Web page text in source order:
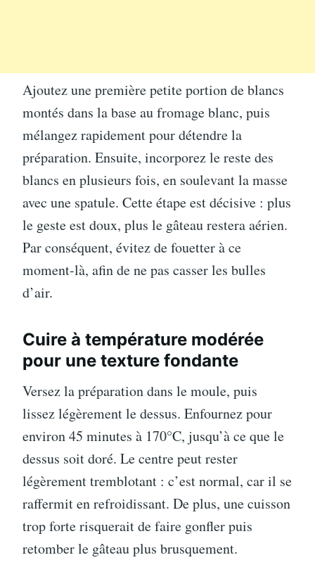
Ajoutez une première petite portion de blancs
montés dans la base au fromage blanc, puis
mélangez rapidement pour détendre la
préparation. Ensuite, incorporez le reste des
blancs en plusieurs fois, en soulevant la masse
avec une spatule. Cette étape est décisive : plus
le geste est doux, plus le gâteau restera aérien.
Par conséquent, évitez de fouetter à ce
moment-là, afin de ne pas casser les bulles
d’air.
Cuire à température modérée
pour une texture fondante
Versez la préparation dans le moule, puis
lissez légèrement le dessus. Enfournez pour
environ 45 minutes à 170°C, jusqu’à ce que le
dessus soit doré. Le centre peut rester
légèrement tremblotant : c’est normal, car il se
raffermit en refroidissant. De plus, une cuisson
trop forte risquerait de faire gonfler puis
retomber le gâteau plus brusquement.